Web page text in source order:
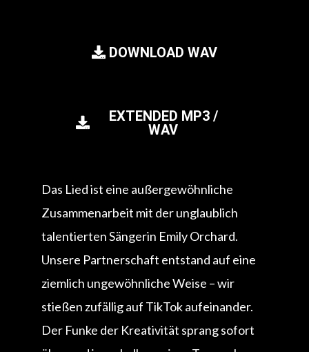
DOWNLOAD WAV
EXTENDED MP3 /
WAV
Das Lied ist eine außergewöhnliche
Zusammenarbeit mit der unglaublich
talentierten Sängerin Emily Orchard.
Unsere Partnerschaft entstand auf eine
ziemlich ungewöhnliche Weise – wir
stießen zufällig auf TikTok aufeinander.
Der Funke der Kreativität sprang sofort